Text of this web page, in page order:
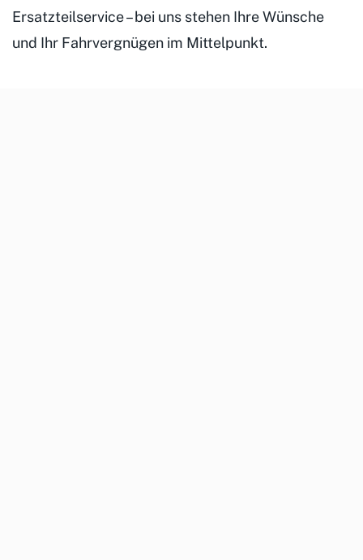
Ersatzteilservice – bei uns stehen Ihre Wünsche
und Ihr Fahrvergnügen im Mittelpunkt.